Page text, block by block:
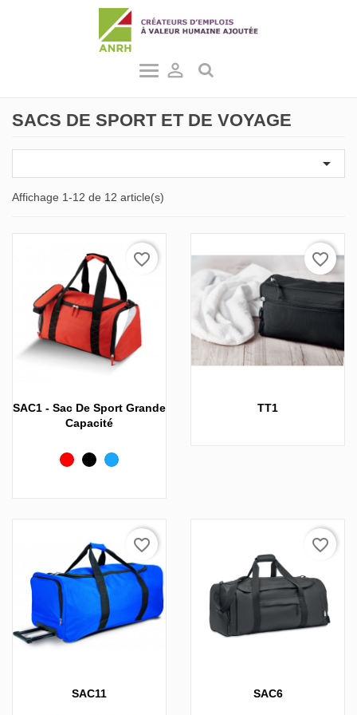

SACS DE SPORT ET DE VOYAGE

Affichage 1-12 de 12 article(s)
SAC1 - Sac De Sport Grande
Capacité
RougeNoir Bleu
favorite_border
TT1
favorite_border
SAC11
favorite_border
SAC6
favorite_border